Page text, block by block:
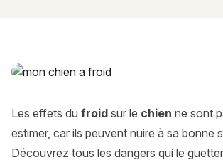
Chien et froid : 6 dangers de l’hiver à
Les effets du froid sur le chien ne sont
estimer, car ils peuvent nuire à sa bonne
Découvrez tous les dangers qui le